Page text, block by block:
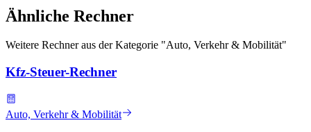
Ähnliche Rechner
Weitere Rechner aus der Kategorie "Auto, Verkehr & Mobilität"
Kfz-Steuer-Rechner
Auto, Verkehr & Mobilität